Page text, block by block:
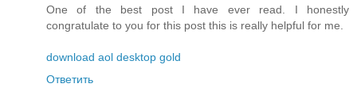
One of the best post I have ever read. I honestly
congratulate to you for this post this is really helpful for me.
download aol desktop gold
Ответить